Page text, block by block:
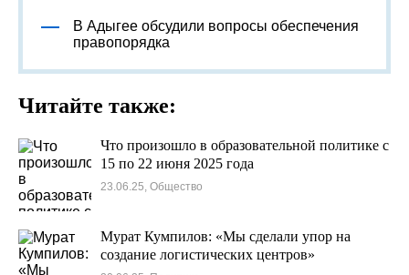
В Адыгее обсудили вопросы обеспечения
правопорядка
Читайте также:
Что произошло в образовательной политике с
15 по 22 июня 2025 года
23.06.25, Общество
Мурат Кумпилов: «Мы сделали упор на
создание логистических центров»